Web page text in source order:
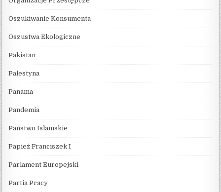
Oszukiwanie Konsumenta
Oszustwa Ekologiczne
Pakistan
Palestyna
Panama
Pandemia
Państwo Islamskie
Papież Franciszek I
Parlament Europejski
Partia Pracy